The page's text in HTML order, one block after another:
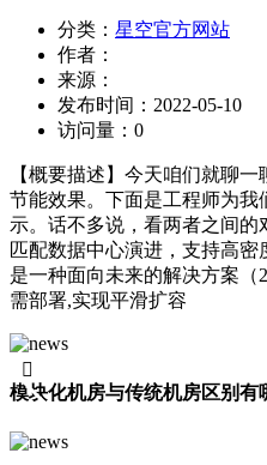
分类： 星空官方网站
作者：
来源：
发布时间： 2022-05-10
访问量： 0
【概要描述】 今天咱们就聊一
节能效果。下面是工程师为我
示。话不多说，看两者之间的
匹配数据中心演进，支持高
是一种面向未来的解决方案
需部署,实现平滑扩容
模块化机房与传统机房区别有
